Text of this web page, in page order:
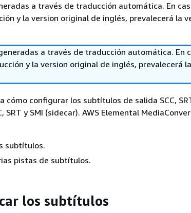
a través de traducción automática. En
y la version original de inglés, prevalecerá la
a través de traducción automática. En
y la version original de inglés, prevalecerá
cómo configurar los subtítulos de salida SCC,
SRT y SMI (sidecar). AWS Elemental
subtítulos.
pistas de subtítulos.
los subtítulos